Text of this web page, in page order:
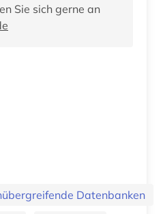
Sie sich gerne an
Datenbanken